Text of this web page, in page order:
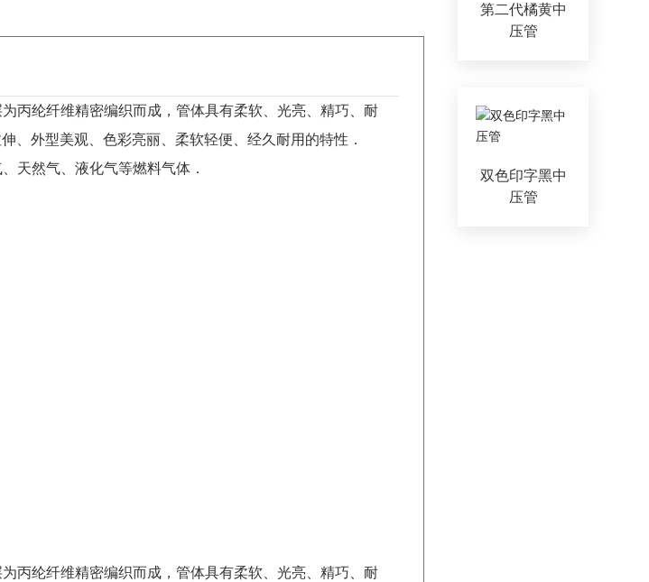
丙纶纤维精密编织而成，管体具有柔软、光亮、精巧、耐
、外型美观、色彩亮丽、柔软轻便、经久耐用的特性．
天然气、液化气等燃料气体．
丙纶纤维精密编织而成，管体具有柔软、光亮、精巧、耐
第二代橘黄中
压管
双色印字黑中
压管